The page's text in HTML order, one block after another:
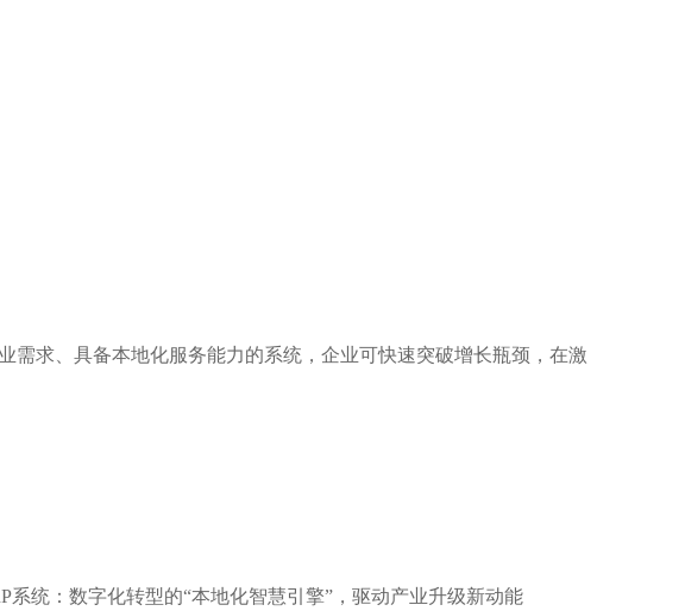
需求、具备本地化服务能力的系统，企业可快速突破增长瓶颈，在激
系统：数字化转型的“本地化智慧引擎”，驱动产业升级新动能